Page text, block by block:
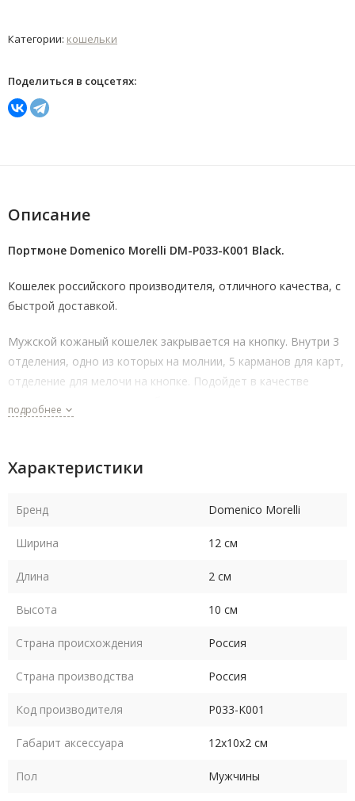
Категории: кошельки
Поделиться в соцсетях:
Описание
Портмоне Domenico Morelli DM-P033-K001 Black.
Кошелек российского производителя, отличного качества, с
быстрой доставкой.
Мужской кожаный кошелек закрывается на кнопку. Внутри 3
отделения, одно из которых на молнии, 5 карманов для карт,
отделение для мелочи на кнопке. Подойдет в качестве
подарка коллеге, мужу, любимому человеку.
подробнее
Характеристики
Бренд Domenico Morelli
Ширина 12 см
Длина 2 см
Высота 10 см
Страна происхождения Россия
Страна производства Россия
Код производителя P033-K001
Габарит аксессуара 12х10х2 см
Пол Мужчины